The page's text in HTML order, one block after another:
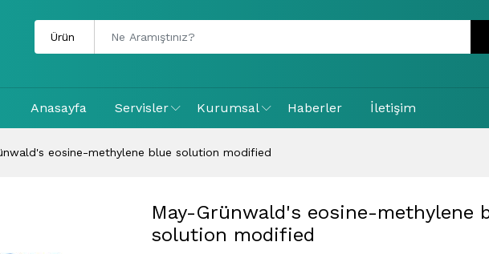
Anasayfa Servisler Kurumsal Haberler İletişim
eosine-methylene blue solution modified
May-Grünwald's eosine-methylene
solution modified